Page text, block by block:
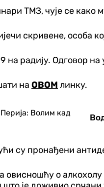
ТМЗ, чује се како
скривене, особа
радију. Одговор на
на ОВОМ линку.
су пронађени
овисношћу о